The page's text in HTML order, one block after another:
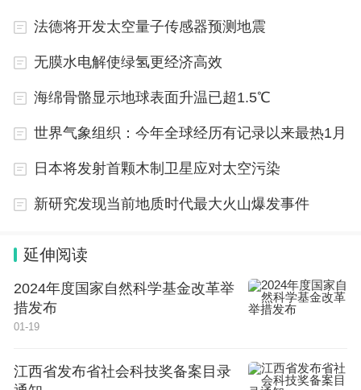
法德将开发太空量子传感器预测地震
无膜水电解使绿氢更经济高效
海绵骨骼显示地球表面升温已超1.5℃
世界气象组织：今年全球经历有记录以来最热1月
日本将发射首颗木制卫星应对太空污染
新研究发现当前地质时代最大火山爆发事件
延伸阅读
2024年度国家自然科学基金改革举
措发布
01-19
江西省发布省社会科技奖备案目录